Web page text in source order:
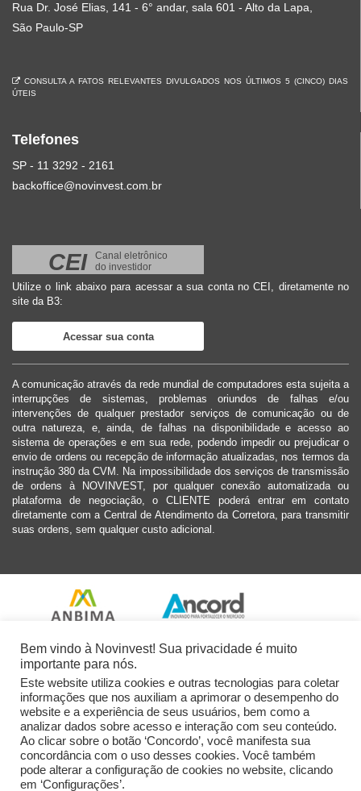
Rua Dr. José Elias, 141 - 6° andar, sala 601 - Alto da Lapa,
São Paulo-SP
CONSULTA A FATOS RELEVANTES DIVULGADOS NOS ÚLTIMOS 5 (CINCO) DIAS
ÚTEIS
Telefones
SP - 11 3292 - 2161
backoffice@novinvest.com.br
CEI
Canal eletrônico
do investidor
Utilize o link abaixo para acessar a sua conta no CEI, diretamente no
site da B3:
Acessar sua conta
A comunicação através da rede mundial de computadores esta sujeita a
interrupções de sistemas, problemas oriundos de falhas e/ou
intervenções de qualquer prestador serviços de comunicação ou de
outra natureza, e, ainda, de falhas na disponibilidade e acesso ao
sistema de operações e em sua rede, podendo impedir ou prejudicar o
envio de ordens ou recepção de informação atualizadas, nos termos da
instrução 380 da CVM. Na impossibilidade dos serviços de transmissão
de ordens à NOVINVEST, por qualquer conexão automatizada ou
plataforma de negociação, o CLIENTE poderá entrar em contato
diretamente com a Central de Atendimento da Corretora, para transmitir
suas ordens, sem qualquer custo adicional.
Bem vindo à Novinvest! Sua privacidade é muito
importante para nós.
Este website utiliza cookies e outras tecnologias para coletar
informações que nos auxiliam a aprimorar o desempenho do
website e a experiência de seus usuários, bem como a
analizar dados sobre acesso e interação com seu conteúdo.
Ao clicar sobre o botão ‘Concordo’, você manifesta sua
concordância com o uso desses cookies. Você também
pode alterar a configuração de cookies no website, clicando
em ‘Configurações’.